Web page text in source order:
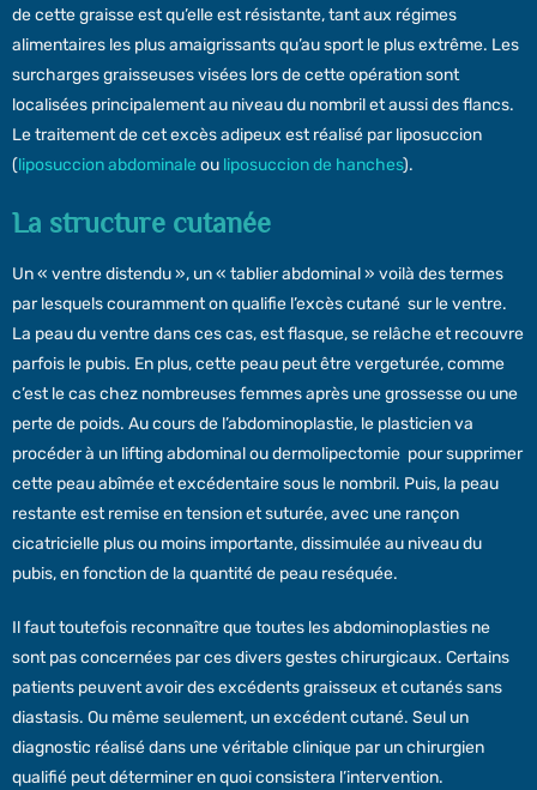
de cette graisse est qu’elle est résistante, tant aux régimes
alimentaires les plus amaigrissants qu’au sport le plus extrême. Les
surcharges graisseuses visées lors de cette opération sont
localisées principalement au niveau du nombril et aussi des flancs.
Le traitement de cet excès adipeux est réalisé par liposuccion
(liposuccion abdominale ou liposuccion de hanches).
La structure cutanée
Un « ventre distendu », un « tablier abdominal » voilà des termes
par lesquels couramment on qualifie l’excès cutané sur le ventre.
La peau du ventre dans ces cas, est flasque, se relâche et recouvre
parfois le pubis. En plus, cette peau peut être vergeturée, comme
c’est le cas chez nombreuses femmes après une grossesse ou une
perte de poids. Au cours de l’abdominoplastie, le plasticien va
procéder à un lifting abdominal ou dermolipectomie pour supprimer
cette peau abîmée et excédentaire sous le nombril. Puis, la peau
restante est remise en tension et suturée, avec une rançon
cicatricielle plus ou moins importante, dissimulée au niveau du
pubis, en fonction de la quantité de peau reséquée.
Il faut toutefois reconnaître que toutes les abdominoplasties ne
sont pas concernées par ces divers gestes chirurgicaux. Certains
patients peuvent avoir des excédents graisseux et cutanés sans
diastasis. Ou même seulement, un excédent cutané. Seul un
diagnostic réalisé dans une véritable clinique par un chirurgien
qualifié peut déterminer en quoi consistera l’intervention.